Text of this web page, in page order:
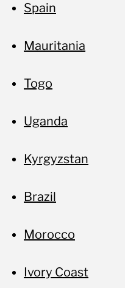
Spain
Mauritania
Togo
Uganda
Kyrgyzstan
Brazil
Morocco
Ivory Coast